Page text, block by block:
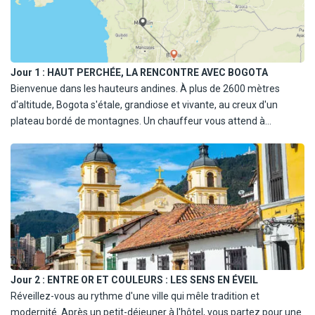
Jour 1 : HAUT PERCHÉE, LA RENCONTRE AVEC BOGOTA
Bienvenue dans les hauteurs andines. À plus de 2600 mètres
d'altitude, Bogota s'étale, grandiose et vivante, au creux d'un
plateau bordé de montagnes. Un chauffeur vous attend à
caractère ou un refuge design selon vos envies, niché dans un
quartier vibrant. Le reste de la journée vous appartient. Peut-être
flâner dans un café bohème de Chapinero ou découvrir les
lumières du soir sur les hauteurs de Monserrate ? Dîner libre et
nuit à Bogota.
Jour 2 : ENTRE OR ET COULEURS : LES SENS EN ÉVEIL
Réveillez-vous au rythme d'une ville qui mêle tradition et
modernité. Après un petit-déjeuner à l'hôtel, vous partez pour une